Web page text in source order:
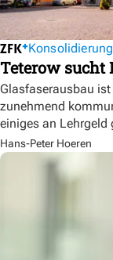
Konsolidierung
Teterow sucht
Glasfaserausbau
zunehmend
einiges an Lehrgeld
Hans-Peter Hoeren